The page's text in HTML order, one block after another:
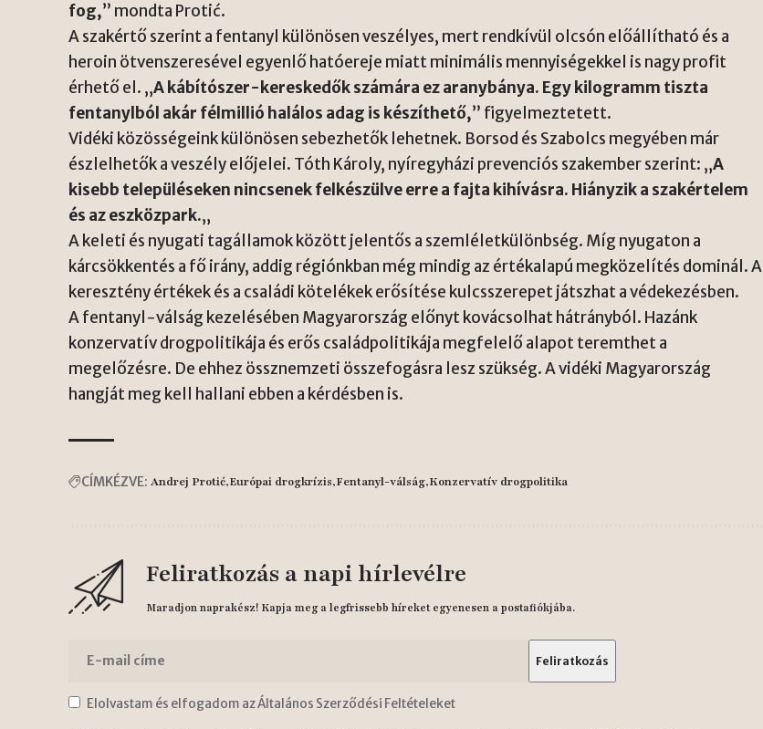
fog,” mondta Protić.
A szakértő szerint a fentanyl különösen veszélyes, mert rendkívül olcsón előállítható és a
heroin ötvenszeresével egyenlő hatóereje miatt minimális mennyiségekkel is nagy profit
érhető el. „A kábítószer-kereskedők számára ez aranybánya. Egy kilogramm tiszta
fentanylból akár félmillió halálos adag is készíthető,” figyelmeztetett.
Vidéki közösségeink különösen sebezhetők lehetnek. Borsod és Szabolcs megyében már
észlelhetők a veszély előjelei. Tóth Károly, nyíregyházi prevenciós szakember szerint: „A
kisebb településeken nincsenek felkészülve erre a fajta kihívásra. Hiányzik a szakértelem
és az eszközpark.„
A keleti és nyugati tagállamok között jelentős a szemléletkülönbség. Míg nyugaton a
kárcsökkentés a fő irány, addig régiónkban még mindig az értékalapú megközelítés dominál. A
keresztény értékek és a családi kötelékek erősítése kulcsszerepet játszhat a védekezésben.
A fentanyl-válság kezelésében Magyarország előnyt kovácsolhat hátrányból. Hazánk
konzervatív drogpolitikája és erős családpolitikája megfelelő alapot teremthet a
megelőzésre. De ehhez össznemzeti összefogásra lesz szükség. A vidéki Magyarország
hangját meg kell hallani ebben a kérdésben is.
CÍMKÉZVE: Andrej Protić Európai drogkrízis Fentanyl-válság Konzervatív drogpolitika
Feliratkozás a napi hírlevélre
Maradjon naprakész! Kapja meg a legfrissebb híreket egyenesen a postafiókjába.
Elolvastam és elfogadom az Általános Szerződési Feltételeket